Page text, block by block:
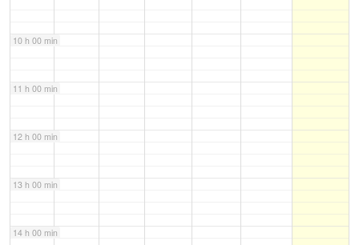
10 h 00 min
11 h 00 min
12 h 00 min
13 h 00 min
14 h 00 min